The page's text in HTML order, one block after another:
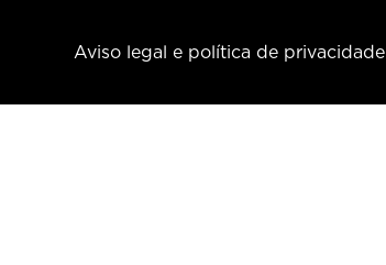
Aviso legal e política de privacidade